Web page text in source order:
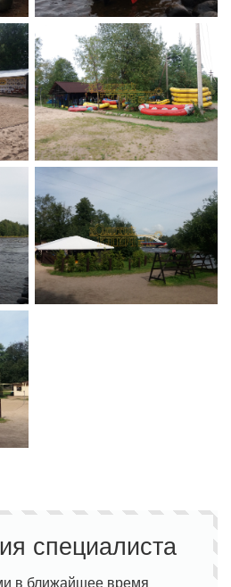
специалиста
в ближайшее время